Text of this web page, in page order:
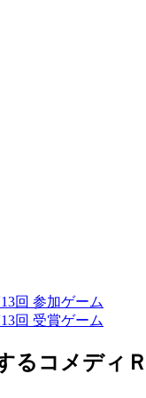
回 参加ゲーム
回 受賞ゲーム
るコメディ